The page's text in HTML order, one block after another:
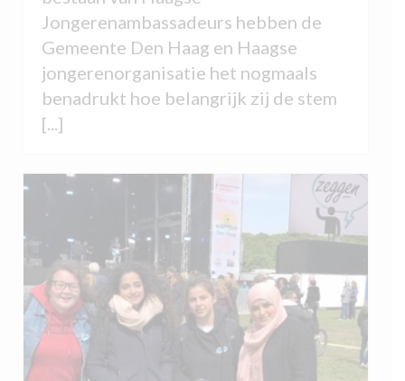
Jongerenambassadeurs hebben de
Gemeente Den Haag en Haagse
jongerenorganisatie het nogmaals
benadrukt hoe belangrijk zij de stem
[...]